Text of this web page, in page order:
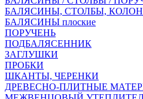
БАЛЯСИНЫ, СТОЛБЫ,
БАЛЯСИНЫ плоские
ПОРУЧЕНЬ
ПОДБАЛЯСЕННИК
ЗАГЛУШКИ
ПРОБКИ
ШКАНТЫ, ЧЕРЕНКИ
ДРЕВЕСНО-ПЛИТНЫЕ